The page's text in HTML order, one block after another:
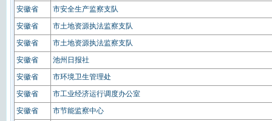
安徽省
市安全生产监察支队
安徽省
市土地资源执法监察支队
安徽省
市土地资源执法监察支队
安徽省
池州日报社
安徽省
市环境卫生管理处
安徽省
市工业经济运行调度办公室
安徽省
市节能监察中心